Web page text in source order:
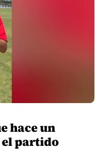
hace un
partido